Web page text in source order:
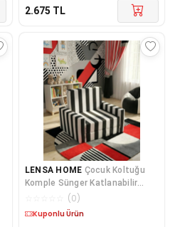
2.675 TL
LENSA HOME Çocuk Koltuğu
Komple Sünger Katlanabilir
Yataklı Minder Yatak (0-4 YAŞ)
SİYAH BEYAZ TARAFTAR DESEN
(0)
Kargo Bedava